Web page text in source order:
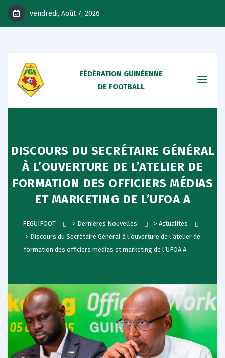
vendredi, Août 7, 2026
FÉDÉRATION GUINÉENNE
DE FOOTBALL
DISCOURS DU SECRÉTAIRE GÉNÉRAL
À L’OUVERTURE DE L’ATELIER DE
FORMATION DES OFFICIERS MÉDIAS
ET MARKETING DE L’UFOA A
FEGUIFOOT > Dernières Nouvelles > Actualités
> Discours du Secrétaire Général à l’ouverture de l’atelier de
formation des officiers médias et marketing de l’UFOA A